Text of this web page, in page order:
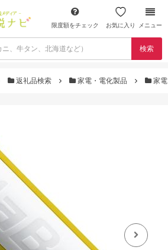
限度額をチェック お気に入り メニュー
検索
返礼品検索 家電・電化製品 家電